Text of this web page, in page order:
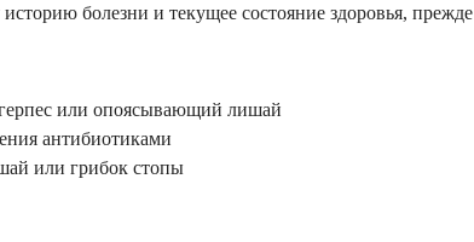
болезни и текущее состояние здоровья,
или опоясывающий лишай
антибиотиками
или грибок стопы